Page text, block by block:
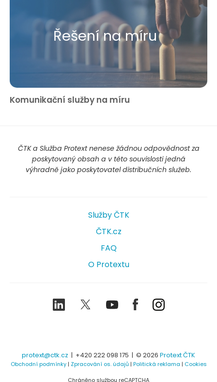
Řešení na míru
Komunikační služby na míru
ČTK a Služba Protext nenese žádnou odpovědnost za
poskytovaný obsah a v této souvislosti jedná
výhradně jako poskytovatel distribučních služeb.
Služby ČTK
ČTK.cz
FAQ
O Protextu
LinkedIn TwitterYoutubeFacebookInstagram
protext@ctk.cz | +420 222 098 175 | © 2026 Protext ČTK
Obchodní podmínky| Zpracování os. údajů| Politická reklama | Cookies
Chráněno službou reCAPTCHA